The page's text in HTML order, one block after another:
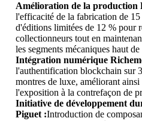
Amélioration de la production
l'efficacité de la fabrication de
d'éditions limitées de 12 % pour
collectionneurs tout en
les segments mécaniques haut de
Intégration numérique
l'authentification blockchain sur
montres de luxe, améliorant
l'exposition à la contrefaçon de
Initiative de développement
Piguet :Introduction de